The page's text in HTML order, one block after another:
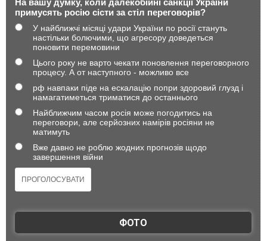
На вашу думку, коли далекобійні санкції України
примусять росію сісти за стіл переговорів?
У найближчі місяці удари України по росії стануть
настільки болючими, що агресору доведеться
поновити перемовини
Цього року не варто чекати поновлення переговорного
процесу. А от наступного - можливо все
рф навпаки піде на ескалацію попри здоровий глузд і
намагатиметься триматися до останнього
Найближчим часом росія може погодитись на
переговори, але серйозних намірів росіяни не
матимуть
Вже давно не роблю жодних прогнозів щодо
завершення війни
ФОТО